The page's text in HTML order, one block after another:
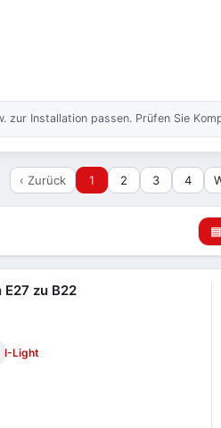
Installation passen. Prüfen Sie
‹ Zurück 1 2 3 4
▤
zu B22
I-Light